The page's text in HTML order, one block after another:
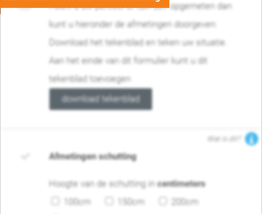
Heeft u uw perceel of tuin zelf opgemeten dan
kunt u hieronder de afmetingen doorgeven.
Download het tekenblad en teken uw situatie.
Aan het einde van dit formulier kunt u dit
tekenblad toevoegen
download tekenblad
Wat is dit?
Afmetingen schutting
Hoogte van de schutting incentimeters
100cm
150cm
200cm